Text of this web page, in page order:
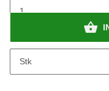
Stk
Dieser Artikel hat